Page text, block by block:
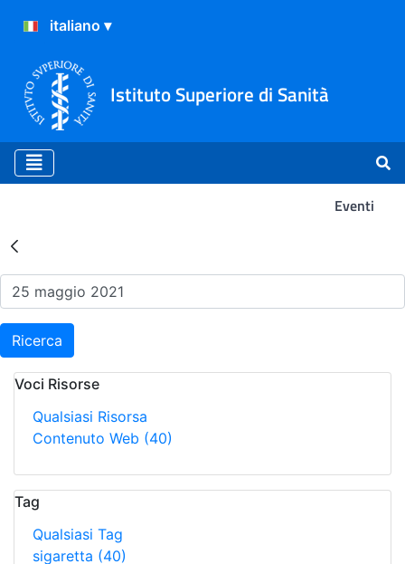
Istituto Superiore di Sanità
Eventi
Risultati della Ricerca -
Ricerca
Voci Risorse
Qualsiasi Risorsa
Contenuto Web (40)
Tag
Qualsiasi Tag
sigaretta (40)